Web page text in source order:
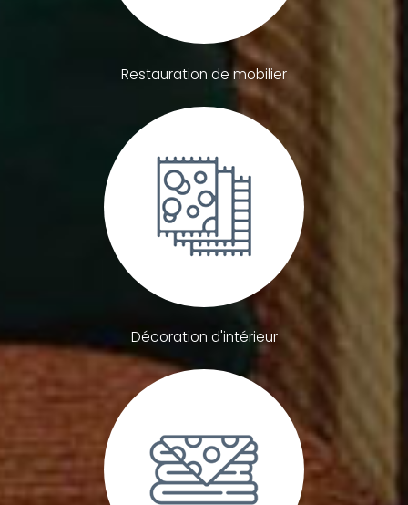
Restauration de mobilier
Décoration d'intérieur